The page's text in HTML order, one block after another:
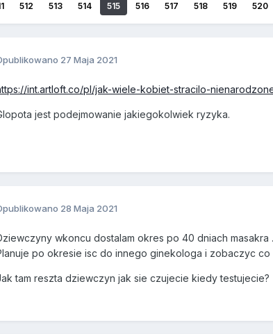
512 513 514 515 516 517 518 519 520
27 Maja 2021
int.artloft.co/pl/jak-wiele-kobiet-stracilo-
jest podejmowanie jakiegokolwiek ryzyka.
28 Maja 2021
wkoncu dostalam okres po 40 dniach
po okresie isc do innego ginekologa i zobaczyc co
tam reszta dziewczyn jak sie czujecie kiedy testujecie?